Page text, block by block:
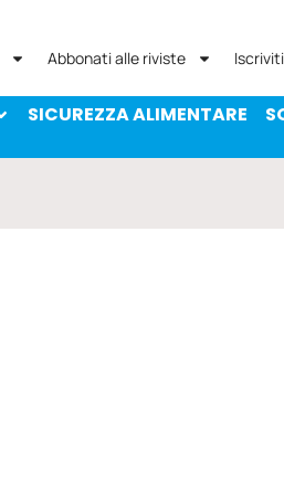
Abbonati alle riviste
SICUREZZA ALIMENTARE